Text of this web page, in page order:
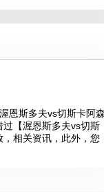
恩斯多夫vs切斯卡阿
【渥恩斯多夫vs切斯
相关资讯，此外，您